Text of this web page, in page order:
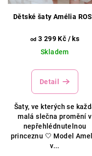
Dětské šaty Amélia
od 3 299 Kč / ks
Skladem
Detail
Šaty, ve kterých se
malá slečna promění v
nepřehlédnutelnou
princeznu 🤍 Model
v...